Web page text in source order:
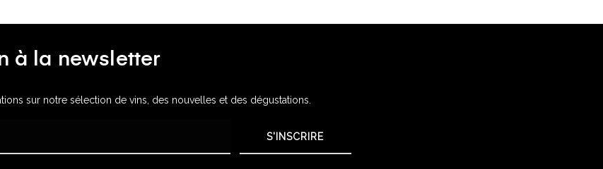
à la newsletter
sur notre sélection de vins, des nouvelles et des dégustations.
S'INSCRIRE